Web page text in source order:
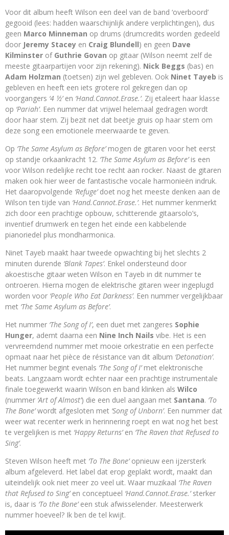
Voor dit album heeft Wilson een deel van de band ‘overboord’
gegooid (lees: hadden waarschijnlijk andere verplichtingen), dus
geen Marco Minneman op drums (drumcredits worden gedeeld
door Jeremy Stacey en Craig Blundell) en geen Dave
Kilminster of Guthrie Govan op gitaar (Wilson neemt zelf de
meeste gitaarpartijen voor zijn rekening). Nick Beggs (bas) en
Adam Holzman (toetsen) zijn wel gebleven. Ook Ninet Tayeb is
gebleven en heeft een iets grotere rol gekregen dan op
voorgangers ‘4 ½’en ‘Hand.Cannot.Erase.’. Zij etaleert haar klasse
op ‘Pariah’. Een nummer dat vrijwel helemaal gedragen wordt
door haar stem. Zij bezit net dat beetje gruis op haar stem om
deze song een emotionele meerwaarde te geven.
Op ‘The Same Asylum as Before’mogen de gitaren voor het eerst
op standje orkaankracht 12. ‘The Same Asylum as Before’is een
voor Wilson redelijke recht toe recht aan rocker. Naast de gitaren
maken ook hier weer de fantastische vocale harmonieën indruk.
Het daaropvolgende ‘Refuge’doet nog het meeste denken aan de
Wilson ten tijde van ‘Hand.Cannot.Erase.’. Het nummer kenmerkt
zich door een prachtige opbouw, schitterende gitaarsolo’s,
inventief drumwerk en tegen het einde een kabbelende
pianoriedel plus mondharmonica.
Ninet Tayeb maakt haar tweede opwachting bij het slechts 2
minuten durende ‘Blank Tapes’. Enkel ondersteund door
akoestische gitaar weten Wilson en Tayeb in dit nummer te
ontroeren. Hierna mogen de elektrische gitaren weer ingeplugd
worden voor ‘People Who Eat Darkness’. Een nummer vergelijkbaar
met ‘The Same Asylum as Before’.
Het nummer ‘The Song of I’, een duet met zangeres Sophie
Hunger, ademt daarna een Nine Inch Nails vibe. Het is een
vervreemdend nummer met mooie orkestratie en een perfecte
opmaat naar het pièce de résistance van dit album ‘Detonation’.
Het nummer begint evenals ‘The Song of I’met elektronische
beats. Langzaam wordt echter naar een prachtige instrumentale
finale toegewerkt waarin Wilson en band klinken als Wilco
(nummer ‘Art of Almost’) die een duel aangaan met Santana. ‘To
The Bone’wordt afgesloten met ‘Song of Unborn’. Een nummer dat
weer wat recenter werk in herinnering roept en wat nog het best
te vergelijken is met ‘Happy Returns’en ‘The Raven that Refused to
Sing’.
Steven Wilson heeft met ‘To The Bone’opnieuw een ijzersterk
album afgeleverd. Het label dat erop geplakt wordt, maakt dan
uiteindelijk ook niet meer zo veel uit. Waar muzikaal ‘The Raven
that Refused to Sing’en conceptueel ‘Hand.Cannot.Erase.’sterker
is, daar is ‘To the Bone’een stuk afwisselender. Meesterwerk
nummer hoeveel? Ik ben de tel kwijt.